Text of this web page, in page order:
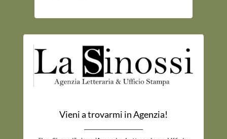
Vieni a trovarmi in Agenzia!